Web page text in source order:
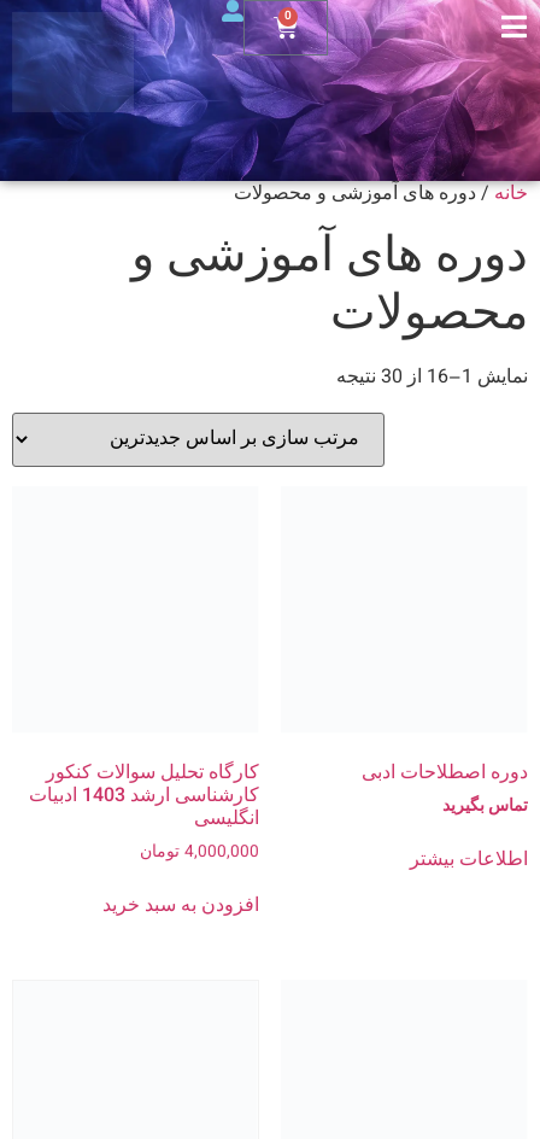
0
خانه/ دوره های آموزشی و محصولات
دوره های آموزشی و
محصولات
نمایش 1–16 از 30 نتیجه
دوره اصطلاحات ادبی
تماس بگیرید
اطلاعات بیشتر
کارگاه تحلیل سوالات کنکور
کارشناسی ارشد 1403 ادبیات
انگلیسی
4,000,000 تومان
افزودن به سبد خرید